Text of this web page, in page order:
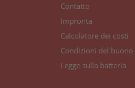
Contatto
Impronta
Calcolatore dei costi
Condizioni del buono
Legge sulla batteria